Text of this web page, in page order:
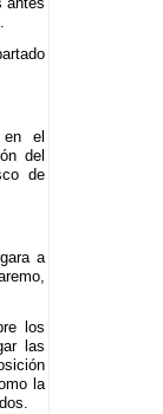
el
del
de
a
los
las
la